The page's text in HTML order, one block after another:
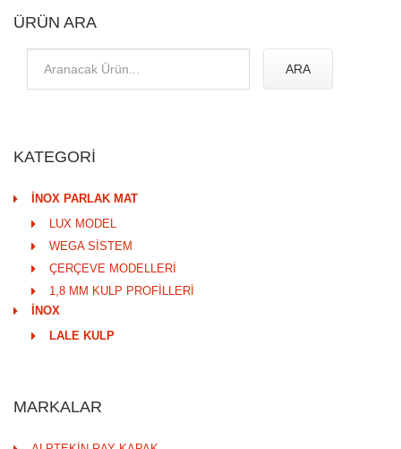
ÜRÜN ARA
ARA
KATEGORİ
İNOX PARLAK MAT
LUX MODEL
WEGA SİSTEM
ÇERÇEVE MODELLERİ
1,8 MM KULP PROFİLLERİ
İNOX
LALE KULP
MARKALAR